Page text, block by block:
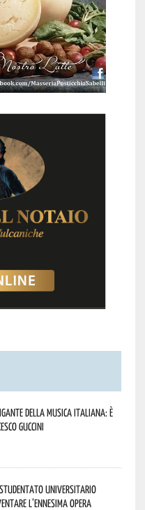
della musica italiana: è
Guccini
studentato universitario
l’ennesima opera